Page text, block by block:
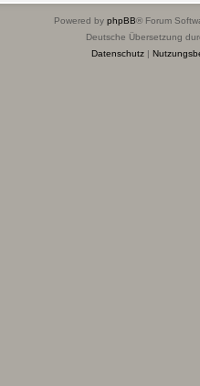
Powered by phpBB® Forum
Deutsche Übersetzung
Datenschutz|